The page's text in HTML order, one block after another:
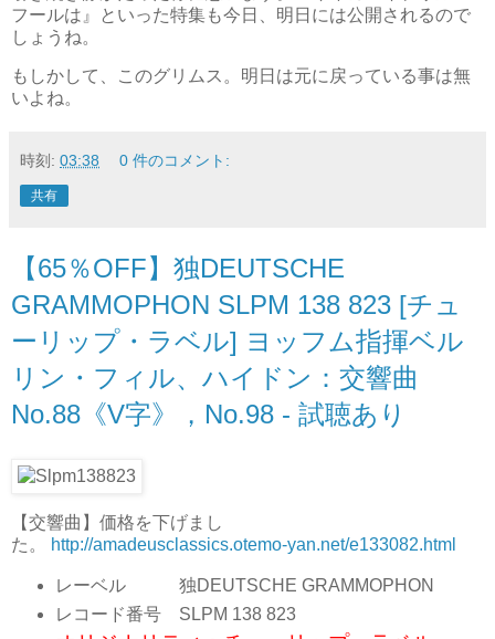
フールは』といった特集も今日、明日には公開されるので
しょうね。
もしかして、このグリムス。明日は元に戻っている事は無
いよね。
時刻: 03:38 0 件のコメント:
共有
【65％OFF】独DEUTSCHE
GRAMMOPHON SLPM 138 823 [チュ
ーリップ・ラベル] ヨッフム指揮ベル
リン・フィル、ハイドン：交響曲
No.88《V字》，No.98 - 試聴あり
【交響曲】価格を下げまし
た。
http://amadeusclassics.otemo-yan.net/e133082.html
レーベル 独DEUTSCHE GRAMMOPHON
レコード番号 SLPM 138 823